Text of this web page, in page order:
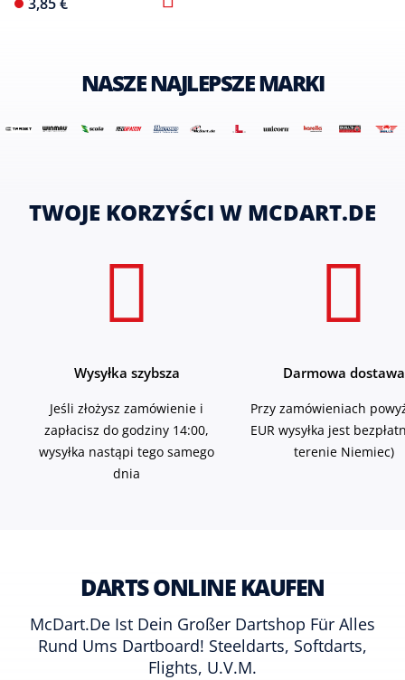
NASZE NAJLEPSZE MARKI
TWOJE KORZYŚCI W MCDART.DE
Wysyłka szybsza
Jeśli złożysz zamówienie i
zapłacisz do godziny 14:00,
wysyłka nastąpi tego samego
dnia
Darmowa dostawa
Przy zamówieniach
EUR wysyłka jest
terenie Niemiec)
DARTS ONLINE KAUFEN
McDart.de Ist Dein Großer Dartshop Für Alles
Rund Ums Dartboard! Steeldarts, Softdarts,
Flights, U.v.m.